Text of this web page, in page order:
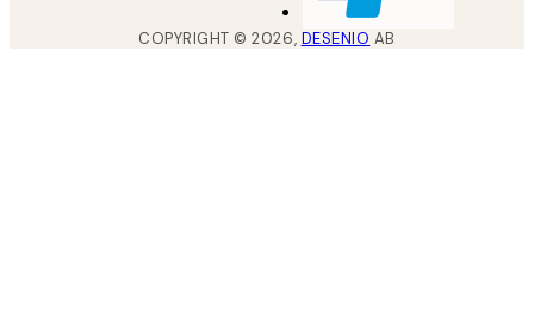
COPYRIGHT ©2026, DESENIO AB